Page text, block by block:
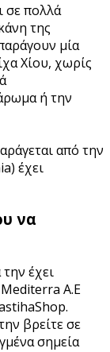
σε πολλά
της
μία
Χίου, χωρίς
ή την
από την
έχει
να
έχει
Mediterra Α.Ε
βρείτε σε
σημεία